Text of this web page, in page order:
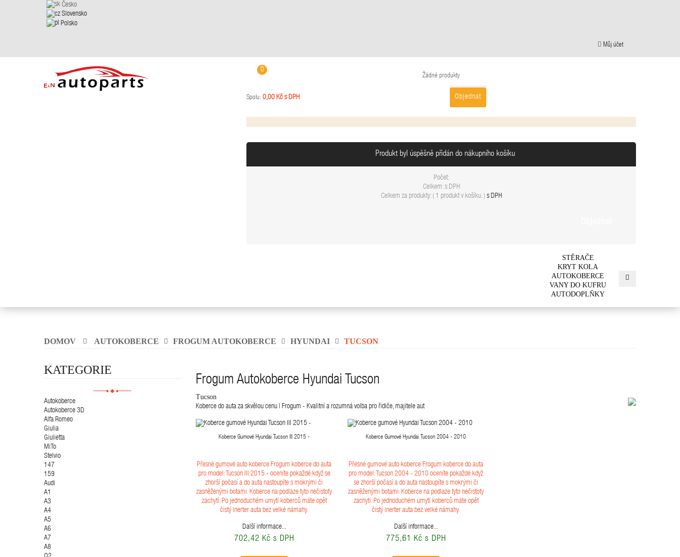
Česko
Slovensko
Polsko
Můj účet
0
Žádné produkty
Spolu: 0,00 Kč s DPH Objednat
Produkt byl úspěšně přidán do nákupního košíku
Počet:
Celkem: s DPH
Celkem za produkty: ( 1 produkt v košíku. ) s DPH
STĚRAČE
KRYT KOLA
AUTOKOBERCE
VANY DO KUFRU
AUTODOPLŇKY
DOMOV AUTOKOBERCE FROGUM AUTOKOBERCE HYUNDAI TUCSON
KATEGORIE
Autokoberce
Autokoberce 3D
Alfa Romeo
Giulia
Giulietta
MiTo
Stelvio
147
159
Audi
A1
A3
A4
A5
A6
A7
A8
Frogum Autokoberce Hyundai Tucson
Tucson
Koberce do auta za skvělou cenu | Frogum - Kvalitní a rozumná volba pro řidiče, majitele aut
Koberce Gumové Hyundai Tucson III 2015 -
Přesné gumové auto koberce Frogum koberce do auta
pro model: Tucson III 2015 - oceníte pokaždé když se
zhorší počasí a do auta nastoupíte s mokrými či
zasněženými botami. Koberce na podlaze tyto nečistoty
zachytí. Po jednoduchém umytí koberců máte opět
čistý inerter auta bez velké námahy.
Další informace...
702,42 Kč s DPH
Koberce Gumové Hyundai Tucson 2004 - 2010
Přesné gumové auto koberce Frogum koberce do auta
pro model: Tucson 2004 - 2010 oceníte pokaždé když
se zhorší počasí a do auta nastoupíte s mokrými či
zasněženými botami. Koberce na podlaze tyto nečistoty
zachytí. Po jednoduchém umytí koberců máte opět
čistý inerter auta bez velké námahy.
Další informace...
775,61 Kč s DPH